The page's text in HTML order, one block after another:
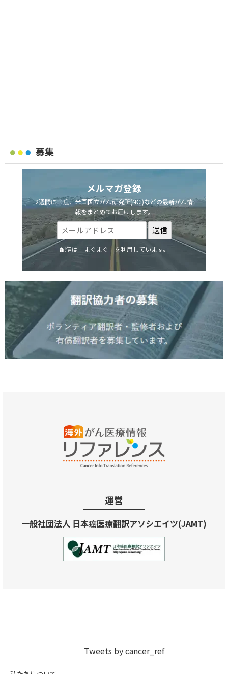
募集
メルマガ登録
2週間に一度、米国国立がん研究所(NCI)などの最新がん情
報をまとめてお届けします。
配信は「まぐまぐ」を利用しています。
運営
一般社団法人 日本癌医療翻訳アソシエイツ(JAMT)
Tweets by cancer_ref